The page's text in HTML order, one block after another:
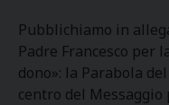
Pubblichiamo in
Padre Francesco per
dono»: la Parabola
centro del